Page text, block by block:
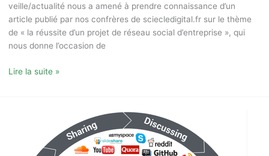
veille/actualité nous a amené à prendre connaissance d’un
article publié par nos confrères de sciecledigital.fr sur le thème
de « la réussite d’un projet de réseau social d’entreprise », qui
nous donne l’occasion de
Lire la suite »